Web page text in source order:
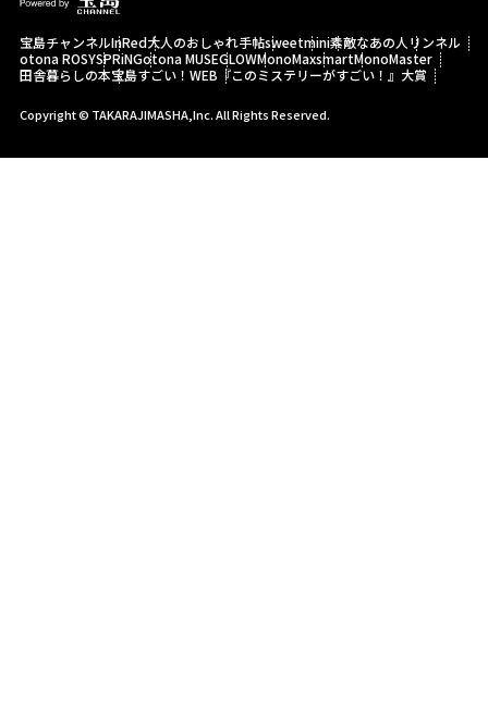
宝島チャンネルInRed大人のおしゃれ手帖sweetmini素敵なあの人 リンネル
otona ROSYSPRiNGotona MUSEGLOWMonoMaxsmartMonoMaster
田舎暮らしの本宝島すごい！WEB 『このミステリーがすごい！』大賞
Copyright © TAKARAJIMASHA,Inc. All Rights Reserved.